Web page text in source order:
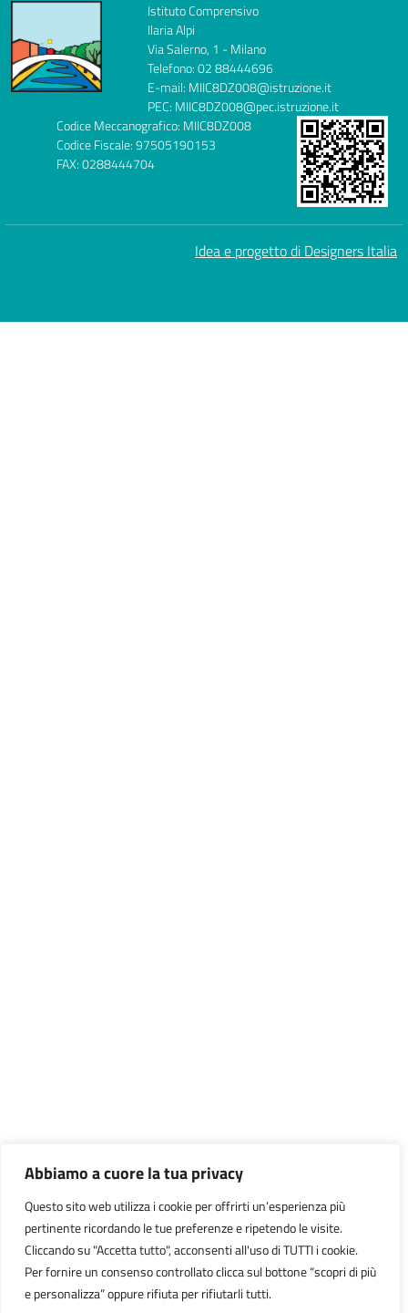
Abbiamo a cuore la tua privacy
Questo sito web utilizza i cookie per offrirti un’esperienza più
pertinente ricordando le tue preferenze e ripetendo le visite.
Cliccando su "Accetta tutto", acconsenti all'uso di TUTTI i cookie.
Per fornire un consenso controllato clicca sul bottone “scopri di più
e personalizza” oppure rifiuta per rifiutarli tutti.
Istituto Comprensivo
Ilaria Alpi
Via Salerno, 1 - Milano
Telefono: 02 88444696
E-mail: MIIC8DZ008@istruzione.it
PEC: MIIC8DZ008@pec.istruzione.it
Codice Meccanografico: MIIC8DZ008
Codice Fiscale: 97505190153
FAX: 0288444704
Idea e progetto di Designers Italia